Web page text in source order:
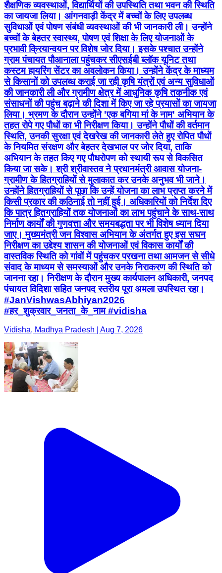
शैक्षणिक व्यवस्थाओं, विद्यार्थियों की उपस्थिति तथा भवन की स्थिति
का जायजा लिया। आंगनवाड़ी केंद्र में बच्चों के लिए उपलब्ध
सुविधाओं एवं पोषण संबंधी व्यवस्थाओं की भी जानकारी ली। उन्होंने
बच्चों के बेहतर स्वास्थ्य, पोषण एवं शिक्षा के लिए योजनाओं के
प्रभावी क्रियान्वयन पर विशेष जोर दिया। इसके पश्चात उन्होंने
ग्राम पंचायत पौआनाला पहुंचकर सीएसईबी ब्लॉक यूनिट तथा
कस्टम हायरिंग सेंटर का अवलोकन किया। उन्होंने केंद्र के माध्यम
से किसानों को उपलब्ध कराई जा रही कृषि यंत्रों एवं अन्य सुविधाओं
की जानकारी ली और ग्रामीण क्षेत्र में आधुनिक कृषि तकनीक एवं
संसाधनों की पहुंच बढ़ाने की दिशा में किए जा रहे प्रयासों का जायजा
लिया। भ्रमण के दौरान उन्होंने 'एक बगिया मां के नाम' अभियान के
तहत रोपे गए पौधों का भी निरीक्षण किया। उन्होंने पौधों की वर्तमान
स्थिति, उनकी सुरक्षा एवं देखरेख की जानकारी लेते हुए रोपित पौधों
के नियमित संरक्षण और बेहतर देखभाल पर जोर दिया, ताकि
अभियान के तहत किए गए पौधरोपण को स्थायी रूप से विकसित
किया जा सके। श्री श्रीवास्तव ने प्रधानमंत्री आवास योजना-
ग्रामीण के हितग्राहियों से मुलाकात कर उनके अनुभव भी जाने।
उन्होंने हितग्राहियों से पूछा कि उन्हें योजना का लाभ प्राप्त करने में
किसी प्रकार की कठिनाई तो नहीं हुई। अधिकारियों को निर्देश दिए
कि पात्र हितग्राहियों तक योजनाओं का लाभ पहुंचाने के साथ-साथ
निर्माण कार्यों की गुणवत्ता और समयबद्धता पर भी विशेष ध्यान दिया
जाए। मुख्यमंत्री जन विश्वास अभियान के अंतर्गत हुए इस सघन
निरीक्षण का उद्देश्य शासन की योजनाओं एवं विकास कार्यों की
वास्तविक स्थिति को गांवों में पहुंचकर परखना तथा आमजन से सीधे
संवाद के माध्यम से समस्याओं और उनके निराकरण की स्थिति को
जानना रहा। निरीक्षण के दौरान मुख्य कार्यपालन अधिकारी, जनपद
पंचायत विदिशा सहित जनपद स्तरीय पूरा अमला उपस्थित रहा।
#JanVishwasAbhiyan2026
#हर_शुक्रवार_जनता_के_नाम #vidisha
Vidisha, Madhya Pradesh | Aug 7, 2026